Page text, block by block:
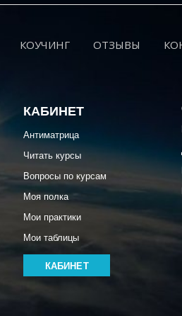
КОУЧИНГ ОТЗЫВЫ
КАБИНЕТ
Антиматрица
Читать курсы
Вопросы по курсам
Моя полка
Мои практики
Мои таблицы
КАБИНЕТ